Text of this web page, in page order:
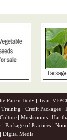
Parent Body | Team
Training | Credit Packages |
| Mushrooms |
| Package of Practices |
| Digital Media